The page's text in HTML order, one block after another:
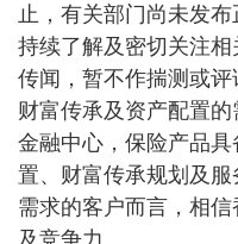
止，有关部门尚未发
持续了解及密切关注
传闻，暂不作揣测或评
财富传承及资产配置
金融中心，保险产品
置、财富传承规划及
需求的客户而言，相
及竞争力。